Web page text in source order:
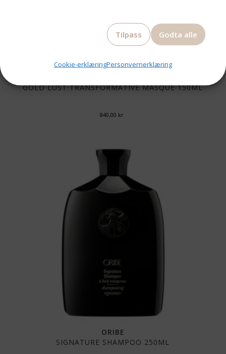
Godta alle
Tilpass
Cookie-erklæringPersonvernerklæring
GOLD LUST TRANSFORMATIVE MASQUE 150ML
840,00 kr
ORIBE
SIGNATURE SHAMPOO 250ML